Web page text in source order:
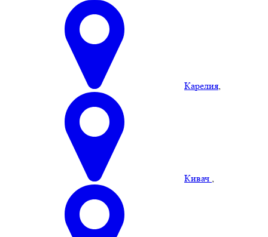
Карелия
Кивач